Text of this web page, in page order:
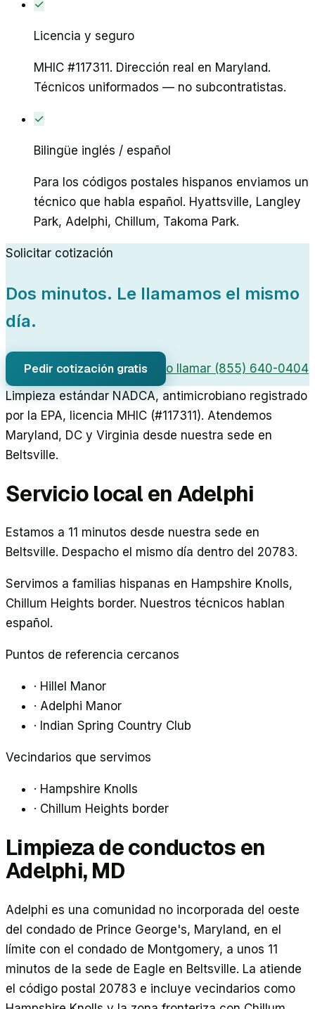
✓
Licencia y seguro
MHIC #117311. Dirección real en Maryland.
Técnicos uniformados — no subcontratistas.
✓
Bilingüe inglés / español
Para los códigos postales hispanos enviamos un
técnico que habla español. Hyattsville, Langley
Park, Adelphi, Chillum, Takoma Park.
Solicitar cotización
Dos minutos. Le llamamos el mismo
día.
Pedir cotización gratis
o llamar (855) 640-0404
Limpieza estándar NADCA, antimicrobiano registrado
por la EPA, licencia MHIC (#117311). Atendemos
Maryland, DC y Virginia desde nuestra sede en
Beltsville.
Servicio local en Adelphi
Estamos a 11 minutos desde nuestra sede en
Beltsville. Despacho el mismo día dentro del 20783.
Servimos a familias hispanas en Hampshire Knolls,
Chillum Heights border. Nuestros técnicos hablan
español.
Puntos de referencia cercanos
· Hillel Manor
· Adelphi Manor
· Indian Spring Country Club
Vecindarios que servimos
· Hampshire Knolls
· Chillum Heights border
Limpieza de conductos en
Adelphi, MD
Adelphi es una comunidad no incorporada del oeste
del condado de Prince George's, Maryland, en el
límite con el condado de Montgomery, a unos 11
minutos de la sede de Eagle en Beltsville. La atiende
el código postal 20783 e incluye vecindarios como